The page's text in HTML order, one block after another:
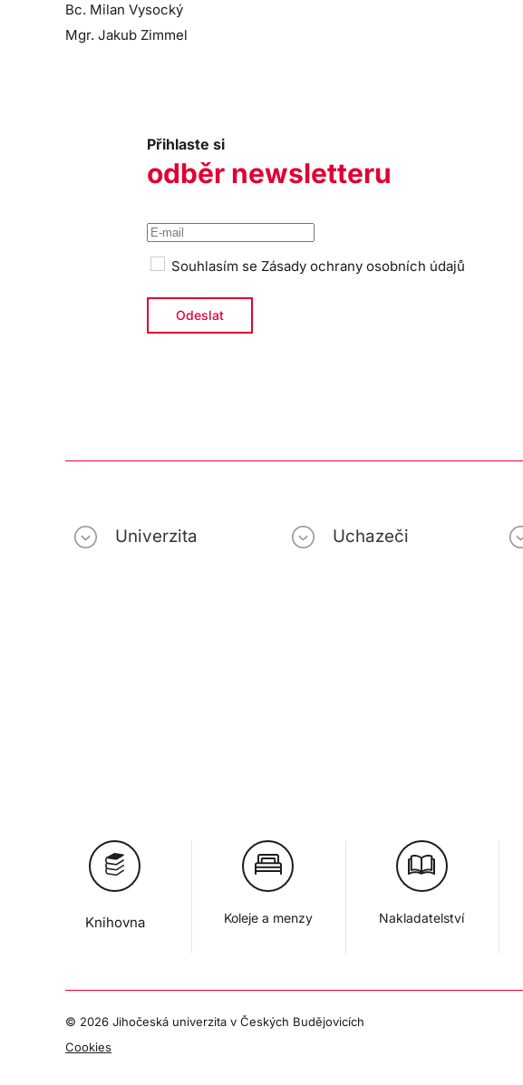
Bc. Milan Vysocký
Mgr. Jakub Zimmel
Přihlaste si
odběr newsletteru
Souhlasím se Zásady ochrany osobních údajů
Univerzita Uchazeči
Knihovna Koleje a menzy Nakladatelství
© 2026 Jihočeská univerzita v Českých Budějovicích
Cookies